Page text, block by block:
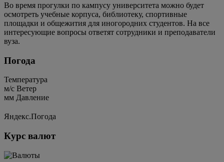
Во время прогулки по кампусу университета можно будет
осмотреть учебные корпуса, библиотеку, спортивные
площадки и общежития для иногородних студентов. На все
интересующие вопросы ответят сотрудники и преподаватели
вуза.
Погода
Температура
м/c Ветер
мм Давление
Яндекс.Погода
Курс валют